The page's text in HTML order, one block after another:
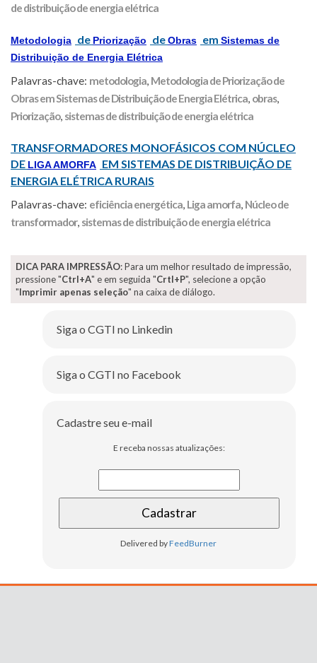
de distribuição de energia elétrica
Metodologia de Priorização deObras em Sistemas de
Distribuição de Energia Elétrica
Palavras-chave: metodologia, Metodologia de Priorização de
Obras em Sistemas de Distribuição de Energia Elétrica, obras,
Priorização, sistemas de distribuição de energia elétrica
TRANSFORMADORES MONOFÁSICOS COM NÚCLEO
DE LIGA AMORFA EM SISTEMAS DE DISTRIBUIÇÃO DE
ENERGIA ELÉTRICA RURAIS
Palavras-chave: eficiência energética, Liga amorfa, Núcleo de
transformador, sistemas de distribuição de energia elétrica
DICA PARA IMPRESSÃO: Para um melhor resultado de impressão,
pressione "Ctrl+A" e em seguida "Crtl+P", selecione a opção
"Imprimir apenas seleção" na caixa de diálogo.
Siga o CGTI no Linkedin
Siga o CGTI no Facebook
Cadastre seu e-mail
E receba nossas atualizações:
Delivered byFeedBurner